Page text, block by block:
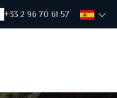
+33 2 96 70 61 57